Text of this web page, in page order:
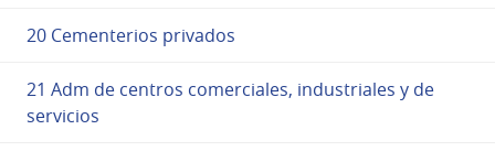
20 Cementerios privados
21 Adm de centros comerciales, industriales y de
servicios